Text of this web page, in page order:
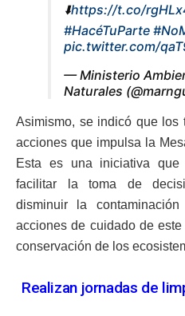
⬇️https://t.co/
#HacéTuParte
pic.twitter.com/
— Ministerio
Naturales
Asimismo, se indicó que los
acciones que impulsa la
Esta es una iniciativa
facilitar la toma de
disminuir la
acciones de cuidado de
conservación de los
Realizan jornadas de